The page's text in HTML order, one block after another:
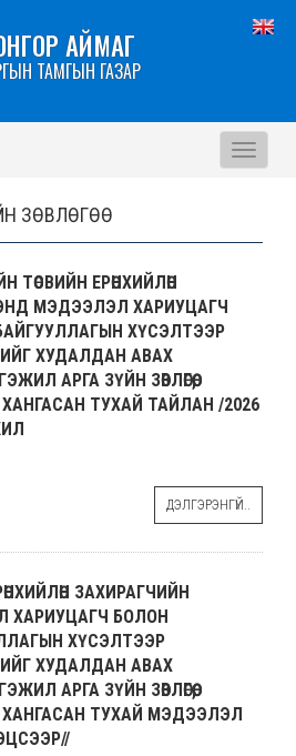
АЙМАГ
ТАМГЫН ГАЗАР
Toggle
ЗӨВЛӨГӨӨ
ТӨСВИЙН ЕРӨНХИЙЛӨН
МЭДЭЭЛЭЛ ХАРИУЦАГЧ
ХҮСЭЛТЭЭР
ХУДАЛДАН АВАХ
АРГА ЗҮЙН ЗӨВЛӨГӨӨ,
ТУХАЙ ТАЙЛАН /2026
ДЭЛГЭРЭНГҮЙ..
ЗАХИРАГЧИЙН
ХАРИУЦАГЧ БОЛОН
ХҮСЭЛТЭЭР
ХУДАЛДАН АВАХ
АРГА ЗҮЙН ЗӨВЛӨГӨӨ,
ХАНГАСАН ТУХАЙ МЭДЭЭЛЭЛ